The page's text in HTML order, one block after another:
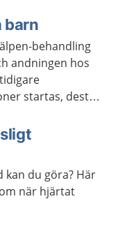
barn
behandling
andningen hos
startas, desto
du göra? Här
när hjärtat